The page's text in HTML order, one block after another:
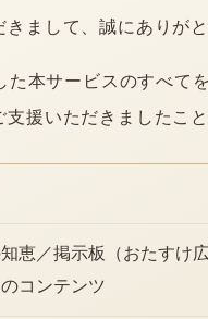
まして、誠にありがと
本サービスのすべて
援いただきましたこ
恵／掲示板（おたすけ
コンテンツ